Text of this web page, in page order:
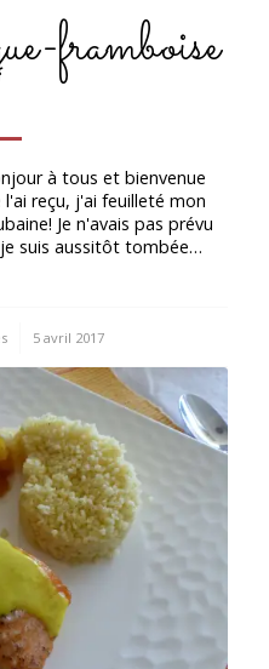
framboise
à tous et bienvenue
l'ai reçu, j'ai feuilleté mon
Je n'avais pas prévu
suis aussitôt tombée…
5 avril 2017